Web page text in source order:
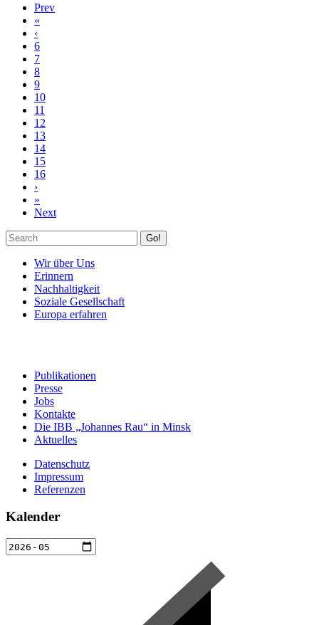
Prev
«
‹
6
7
8
9
10
11
12
13
14
15
16
›
»
Next
Go!
Wir über Uns
Erinnern
Nachhaltigkeit
Soziale Gesellschaft
Europa erfahren
Publikationen
Presse
Jobs
Kontakte
Die IBB „Johannes Rau“ in Minsk
Aktuelles
Datenschutz
Impressum
Referenzen
Kalender